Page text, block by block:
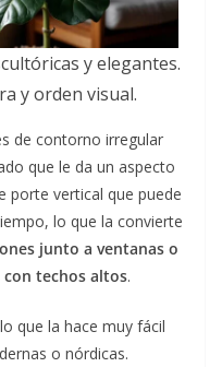
y elegantes.
y orden visual.
de contorno irregular
que le da un aspecto
porte vertical que puede
lo que la convierte
junto a ventanas o
techos altos.
que la hace muy fácil
o nórdicas.